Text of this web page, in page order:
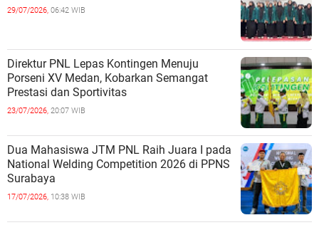
29/07/2026, 06:42 WIB
Direktur PNL Lepas Kontingen Menuju
Porseni XV Medan, Kobarkan Semangat
Prestasi dan Sportivitas
23/07/2026, 20:07 WIB
Dua Mahasiswa JTM PNL Raih Juara I pada
National Welding Competition 2026 di PPNS
Surabaya
17/07/2026, 10:38 WIB